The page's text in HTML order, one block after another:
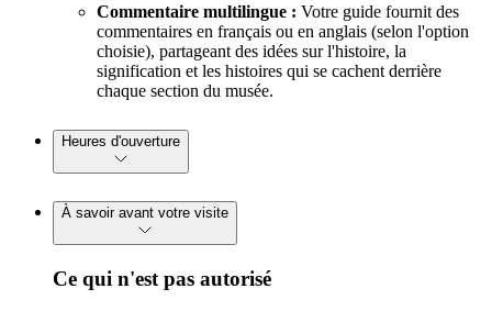
Commentaire multilingue : Votre guide fournit des
commentaires en français ou en anglais (selon l'option
choisie), partageant des idées sur l'histoire, la
signification et les histoires qui se cachent derrière
chaque section du musée.
Heures d'ouverture
À savoir avant votre visite
Ce qui n'est pas autorisé